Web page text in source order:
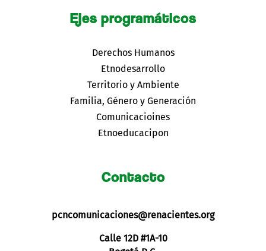
Ejes programáticos
Derechos Humanos
Etnodesarrollo
Territorio y Ambiente
Familia, Género y Generación
Comunicacioines
Etnoeducacipon
Contacto
pcncomunicaciones@renacientes.org
Calle 12D #1A-10